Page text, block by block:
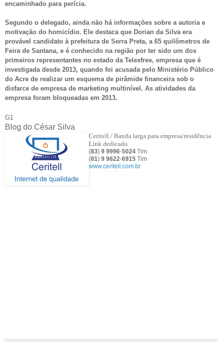
encaminhado para perícia.
Segundo o delegado, ainda não há informações sobre a autoria e
motivação do homicídio. Ele destaca que Dorian da Silva era
provável candidato à prefeitura de Serra Preta, a 65 quilômetros de
Feira de Santana, e é conhecido na região por ter sido um dos
primeiros representantes no estado da Telexfree, empresa que é
investigada desde 2013, quando foi acusada pelo Ministério Público
do Acre de realizar um esquema de pirâmide financeira sob o
disfarce de empresa de marketing multinível. As atividades da
empresa foram bloqueadas em 2013.
G1
Blog do César Silva
Ceritell / Banda larga para empresa/residência
Link dedicado
(83) 9 9996-5024 Tim
(81) 9 9622-6915 Tim
www.ceritell.com.br